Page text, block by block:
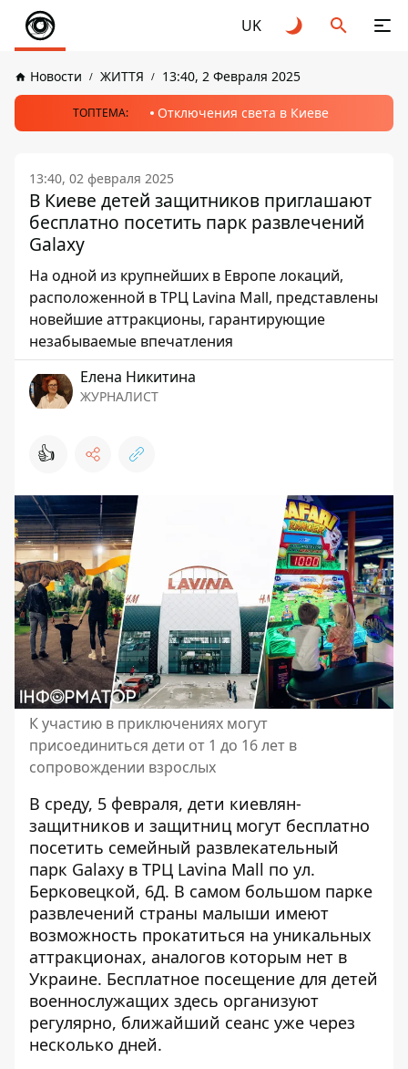
UK
Новости ЖИТТЯ 13:40, 2 Февраля 2025
ТОПТЕМА: Отключения света в Киеве
13:40, 02 февраля 2025
В Киеве детей защитников приглашают
бесплатно посетить парк развлечений
Galaxy
На одной из крупнейших в Европе локаций,
расположенной в ТРЦ Lavina Mall, представлены
новейшие аттракционы, гарантирующие
незабываемые впечатления
Елена Никитина
ЖУРНАЛИСТ
👍
К участию в приключениях могут
присоединиться дети от 1 до 16 лет в
сопровождении взрослых
В среду, 5 февраля, дети киевлян-
защитников и защитниц могут бесплатно
посетить семейный развлекательный
парк Galaxy в ТРЦ Lavina Mall по ул.
Берковецкой, 6Д. В самом большом парке
развлечений страны малыши имеют
возможность прокатиться на уникальных
аттракционах, аналогов которым нет в
Украине. Бесплатное посещение для детей
военнослужащих здесь организуют
регулярно, ближайший сеанс уже через
несколько дней.